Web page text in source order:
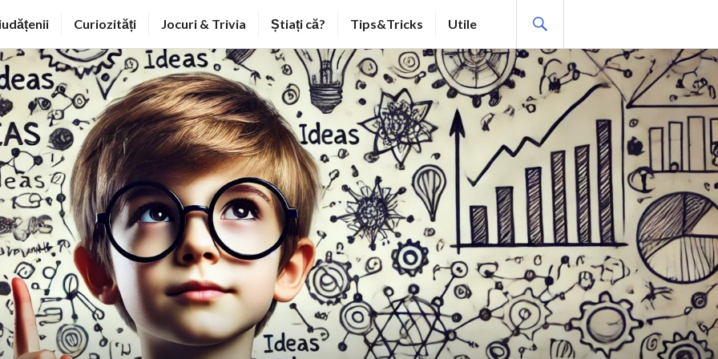
Curiozități Jocuri & Trivia Știați că? Tips&Tricks Utile